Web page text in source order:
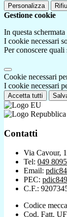
Personalizza
Gestione cookie
In questa
I cookie necessari
Per conoscere
Cookie necessari
I cookie necessari
Accetta tutti
Contatti
Via Cavour,
Tel: 049
Email:
PEC:
C.F.:
Codice
Cod. Fatt.